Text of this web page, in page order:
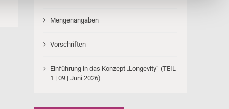
Mengenangaben
Vorschriften
Einführung in das Konzept „Longevity“ (TEIL
1 | 09 | Juni 2026)